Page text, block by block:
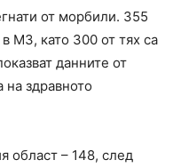
от морбили. 355
МЗ, като 300 от тях са
данните от
на здравното
област – 148, след